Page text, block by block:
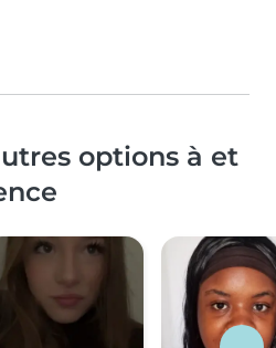
options à et